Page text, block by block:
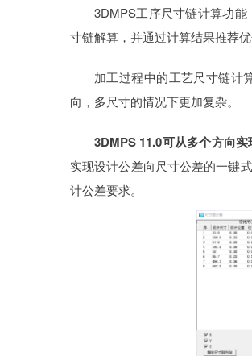
3DMPS工序尺寸链计算功
寸链解算，并通过计算结果推荐优
加工过程中的工艺尺寸链计
向，多尺寸的情况下更加复杂。
3DMPS 11.0可从多个方向
实现设计公差向尺寸公差的一键
计公差要求。